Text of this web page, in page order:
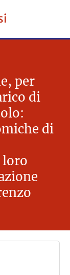
per
di
di
loro